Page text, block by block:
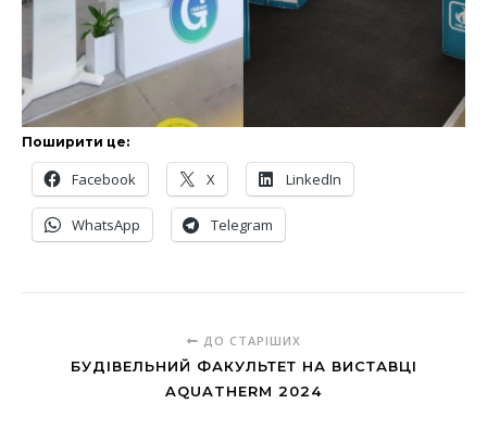
Поширити це:
Facebook X LinkedIn
WhatsApp Telegram
ДО СТАРІШИХ
БУДІВЕЛЬНИЙ ФАКУЛЬТЕТ НА ВИСТАВЦІ
AQUATHERM 2024